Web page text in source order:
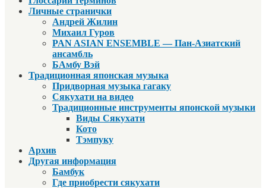
Личные странички
Андрей Жилин
Михаил Гуров
PAN ASIAN ENSEMBLE — Пан-Азиатский
ансамбль
БАмбу Вэй
Традиционная японская музыка
Придворная музыка гагаку
Сякухати на видео
Традиционные инструменты японской музыки
Виды Сякухати
Кото
Тэмпуку
Архив
Другая информация
Бамбук
Где приобрести сякухати